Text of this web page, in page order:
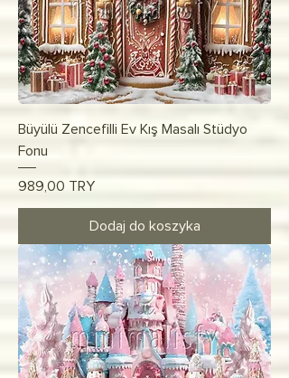
Büyülü Zencefilli Ev Kış Masalı Stüdyo
Fonu
Cena
989,00 TRY
Dodaj do koszyka